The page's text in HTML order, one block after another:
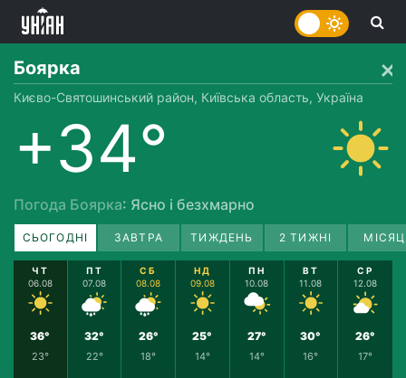
Боярка
Києво-Святошинський район, Київська область, Україна
+34°
Погода Боярка: Ясно і безхмарно
СЬОГОДНІ ЗАВТРА ТИЖДЕНЬ 2 ТИЖНІ
ЧТ
06.08
36°
23°
ПТ
07.08
32°
22°
СБ
08.08
26°
18°
НД
09.08
25°
14°
ПН
10.08
27°
14°
ВТ
11.08
30°
16°
СР
12.08
26°
17°